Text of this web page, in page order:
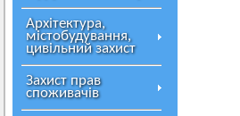
Архітектура,
містобудування,
цивільний захист
Захист прав
споживачів